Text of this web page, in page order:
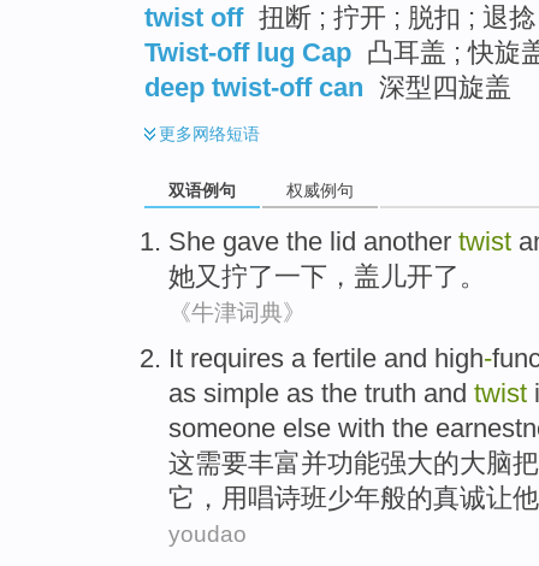
twist off 扭断 ; 拧开 ; 脱扣 ; 退捻
Twist-off lug Cap 凸耳盖 ; 快旋
deep twist-off can 深型四旋盖
更多网络短语
双语例句 权威例句
She gave the lid another twist
她又 拧了一下， 盖 儿开了 。
《牛津词典》
It requires a fertile and high-
as simple as the truth and twist
someone else with the
这需要丰富并功能强大的大脑把
它 ， 用 唱诗班少年般的真诚让
youdao